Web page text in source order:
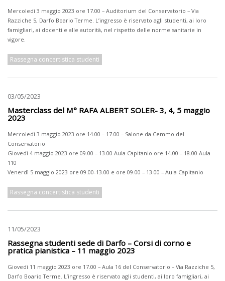
Mercoledì 3 maggio 2023 ore 17.00 – Auditorium del Conservatorio – Via
Razziche 5, Darfo Boario Terme. L’ingresso è riservato agli studenti, ai loro
famigliari, ai docenti e alle autorità, nel rispetto delle norme sanitarie in
vigore.
Rassegna concertistica studenti
03/05/2023
Masterclass del M° RAFA ALBERT SOLER- 3, 4, 5 maggio
2023
Mercoledì 3 maggio 2023 ore 14.00 – 17.00 – Salone da Cemmo del
Conservatorio
Giovedì 4 maggio 2023 ore 09.00 – 13.00 Aula Capitanio ore 14.00 – 18.00 Aula
110
Venerdì 5 maggio 2023 ore 09.00-13.00 e ore 09.00 – 13.00 – Aula Capitanio
Rassegna concertistica studenti
11/05/2023
Rassegna studenti sede di Darfo – Corsi di corno e
pratica pianistica – 11 maggio 2023
Giovedì 11 maggio 2023 ore 17.00 – Aula 16 del Conservatorio – Via Razziche 5,
Darfo Boario Terme. L’ingresso è riservato agli studenti, ai loro famigliari, ai